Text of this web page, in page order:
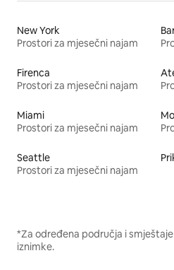
New York
Prostori za mjesečni najam
Firenca
Prostori za mjesečni najam
Miami
Prostori za mjesečni najam
Seattle
Prostori za mjesečni najam
*Za određena područja i
iznimke.